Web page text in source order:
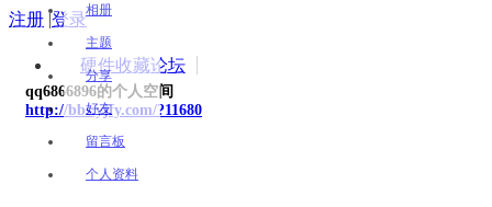
注册 |登录
硬件收藏论坛
qq6866896的个人空间
http://bbs.yjfy.com/?11680
相册
主题
分享
好友
留言板
个人资料